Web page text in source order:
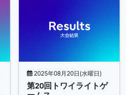
2025年08月20日(水曜日)
第20回トワイライトゲ